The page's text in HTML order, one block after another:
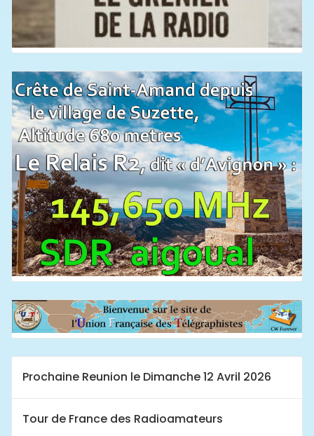
Prochaine Reunion le Dimanche 12 Avril 2026
Tour de France des Radioamateurs